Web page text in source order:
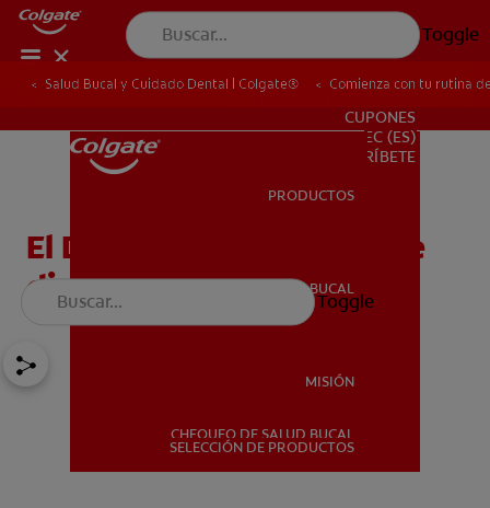
Toggle
SALUD BUCAL
PARA PROFESIONALES
CUPONES
EC (ES)
SUSCRÍBETE
PRODUCTOS
SALUD BUCAL
MISIÓN
CHEQUEO DE SALUD BUCAL
SELECCIÓN DE PRODUCTOS
Toggle
Salud Bucal y Cuidado Dental | Colgate® Comienza con tu rutina
El Desafío de cepillado de
dientes de 21 días